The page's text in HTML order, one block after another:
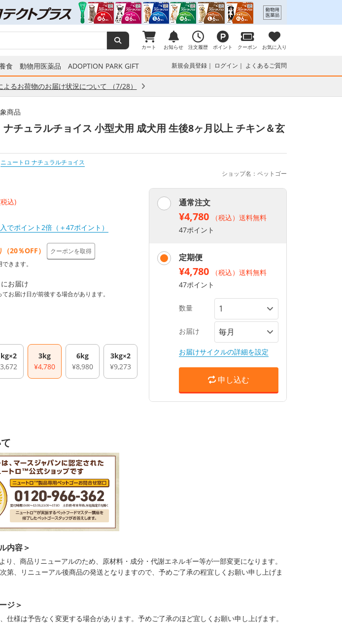
カート お知らせ 注文履歴 ポイント クーポン お気に入り
食 動物用医薬品 ADOPTION PARK GIFT 新規会員登録 ログイン よくあるご質問
るお荷物のお届け状況について （7/28）
商品
ナチュラルチョイス 小型犬用 成犬用 生後8ヶ月以上 チキン＆玄
ニュートロ ナチュラルチョイス
ショップ名：ペットゴー
込)
でポイント2倍（＋47ポイント）
20％OFF）
クーポンを取得
きます。
にお届け
お届け日が前後する場合があります。
3kg
¥4,780
6kg
¥8,980
3kg×2
¥9,273
通常注文
¥4,780
（税込）送料無料
47ポイント
定期便
¥4,780
（税込）送料無料
47ポイント
数量
お届け
お届けサイクルの詳細を設定
申し込む
内容＞
り、商品リニューアルのため、原材料・成分・代謝エネルギー等が一部変更になります。
第、リニューアル後商品の発送となりますので、予めご了承の程宜しくお願い申し上げま
ジ＞
仕様は予告なく変更する場合があります。予めご了承のほど宜しくお願い申し上げます。